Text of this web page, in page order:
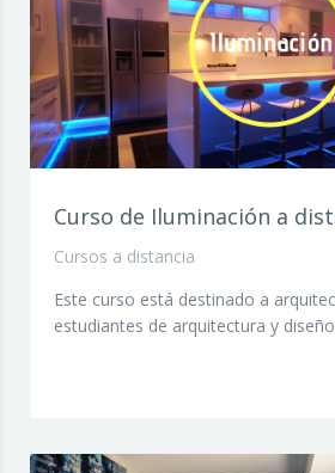
Curso de Iluminación a
Cursos a distancia
Este curso está destinado a
estudiantes de arquitectura y